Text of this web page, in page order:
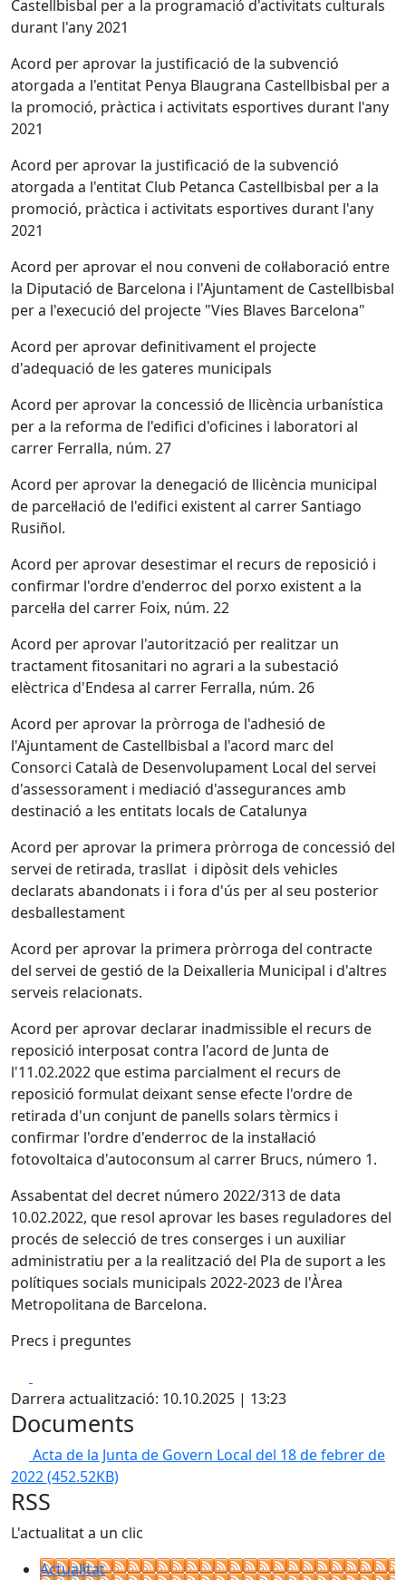
Castellbisbal per a la programació d'activitats culturals
durant l'any 2021
Acord per aprovar la justificació de la subvenció
atorgada a l'entitat Penya Blaugrana Castellbisbal per a
la promoció, pràctica i activitats esportives durant l'any
2021
Acord per aprovar la justificació de la subvenció
atorgada a l'entitat Club Petanca Castellbisbal per a la
promoció, pràctica i activitats esportives durant l'any
2021
Acord per aprovar el nou conveni de col·laboració entre
la Diputació de Barcelona i l'Ajuntament de Castellbisbal
per a l'execució del projecte "Vies Blaves Barcelona"
Acord per aprovar definitivament el projecte
d'adequació de les gateres municipals
Acord per aprovar la concessió de llicència urbanística
per a la reforma de l'edifici d'oficines i laboratori al
carrer Ferralla, núm. 27
Acord per aprovar la denegació de llicència municipal
de parcel·lació de l'edifici existent al carrer Santiago
Rusiñol.
Acord per aprovar desestimar el recurs de reposició i
confirmar l'ordre d'enderroc del porxo existent a la
parcel·la del carrer Foix, núm. 22
Acord per aprovar l'autorització per realitzar un
tractament fitosanitari no agrari a la subestació
elèctrica d'Endesa al carrer Ferralla, núm. 26
Acord per aprovar la pròrroga de l'adhesió de
l'Ajuntament de Castellbisbal a l'acord marc del
Consorci Català de Desenvolupament Local del servei
d'assessorament i mediació d'assegurances amb
destinació a les entitats locals de Catalunya
Acord per aprovar la primera pròrroga de concessió del
servei de retirada, trasllat i dipòsit dels vehicles
declarats abandonats i i fora d'ús per al seu posterior
desballestament
Acord per aprovar la primera pròrroga del contracte
del servei de gestió de la Deixalleria Municipal i d'altres
serveis relacionats.
Acord per aprovar declarar inadmissible el recurs de
reposició interposat contra l'acord de Junta de
l'11.02.2022 que estima parcialment el recurs de
reposició formulat deixant sense efecte l'ordre de
retirada d'un conjunt de panells solars tèrmics i
confirmar l'ordre d'enderroc de la instal·lació
fotovoltaica d'autoconsum al carrer Brucs, número 1.
Assabentat del decret número 2022/313 de data
10.02.2022, que resol aprovar les bases reguladores del
procés de selecció de tres conserges i un auxiliar
administratiu per a la realització del Pla de suport a les
polítiques socials municipals 2022-2023 de l'Àrea
Metropolitana de Barcelona.
Precs i preguntes
Darrera actualització: 10.10.2025 | 13:23
Documents
Acta de la Junta de Govern Local del 18 de febrer de
2022(452.52KB)
RSS
L'actualitat a un clic
Actualitat